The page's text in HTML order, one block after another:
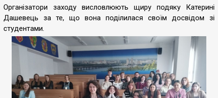
Організатори заходу висловлюють щиру подяку Катерині
Дашевець за те, що вона поділилася своїм досвідом зі
студентами.